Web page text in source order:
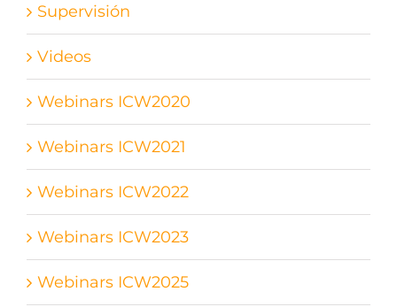
Supervisión
Videos
Webinars ICW2020
Webinars ICW2021
Webinars ICW2022
Webinars ICW2023
Webinars ICW2025